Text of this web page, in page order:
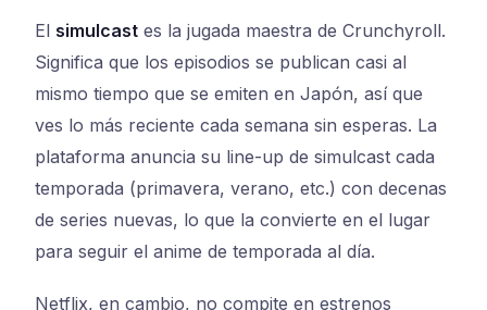
El simulcast es la jugada maestra de Crunchyroll.
Significa que los episodios se publican casi al
mismo tiempo que se emiten en Japón, así que
ves lo más reciente cada semana sin esperas. La
plataforma anuncia su line-up de simulcast cada
temporada (primavera, verano, etc.) con decenas
de series nuevas, lo que la convierte en el lugar
para seguir el anime de temporada al día.
Netflix, en cambio, no compite en estrenos